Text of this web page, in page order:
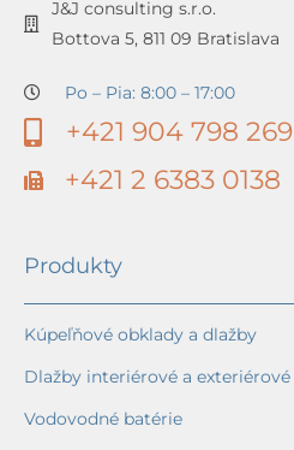
J&J consulting s.r.o.
Bottova 5, 811 09 Bratislava
Po – Pia: 8:00 – 17:00
+421 904 798 269
+421 2 6383 0138
Produkty
Kúpeľňové obklady a dlažby
Dlažby interiérové a exteriérové
Vodovodné batérie